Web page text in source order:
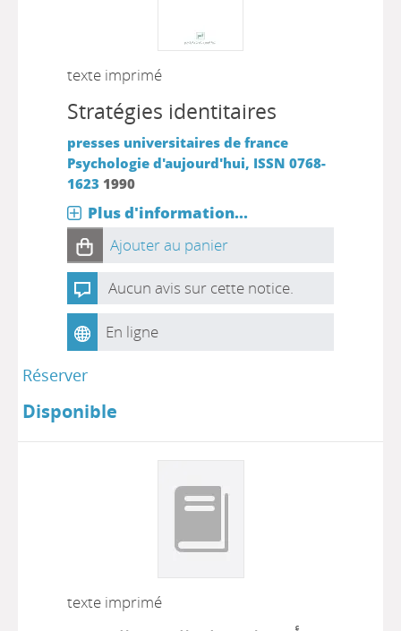
texte imprimé
Stratégies identitaires
presses universitaires de france
Psychologie d'aujourd'hui, ISSN 0768-
1623 1990
Plus d'information...
Ajouter au panier
Aucun avis sur cette notice.
En ligne
Réserver
Disponible
texte imprimé